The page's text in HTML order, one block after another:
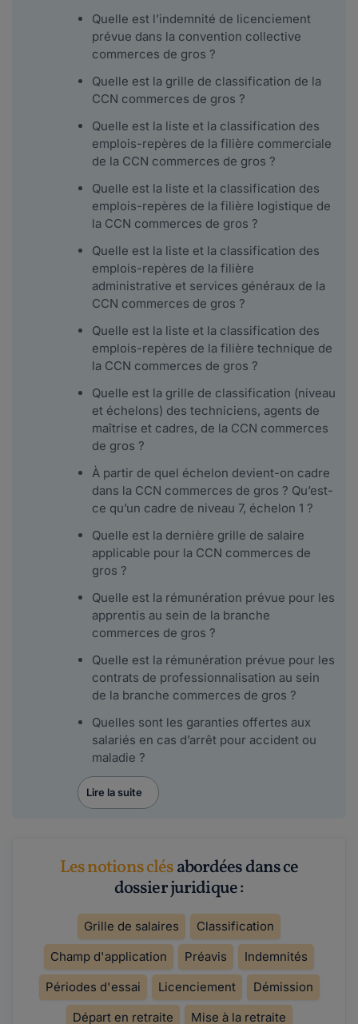
Quelle est l’indemnité de licenciement
prévue dans la convention collective
commerces de gros ?
Quelle est la grille de classification de la
CCN commerces de gros ?
Quelle est la liste et la classification des
emplois-repères de la filière commerciale
de la CCN commerces de gros ?
Quelle est la liste et la classification des
emplois-repères de la filière logistique de
la CCN commerces de gros ?
Quelle est la liste et la classification des
emplois-repères de la filière
administrative et services généraux de la
CCN commerces de gros ?
Quelle est la liste et la classification des
emplois-repères de la filière technique de
la CCN commerces de gros ?
Quelle est la grille de classification (niveau
et échelons) des techniciens, agents de
maîtrise et cadres, de la CCN commerces
de gros ?
À partir de quel échelon devient-on cadre
dans la CCN commerces de gros ? Qu’est-
ce qu’un cadre de niveau 7, échelon 1 ?
Quelle est la dernière grille de salaire
applicable pour la CCN commerces de
gros ?
Quelle est la rémunération prévue pour les
apprentis au sein de la branche
commerces de gros ?
Quelle est la rémunération prévue pour les
contrats de professionnalisation au sein
de la branche commerces de gros ?
Quelles sont les garanties offertes aux
salariés en cas d’arrêt pour accident ou
maladie ?
Lire la suite
Les notions clésabordées dans ce
dossier juridique :
Grille de salaires
Classification
Champ d'application
Préavis
Indemnités
Périodes d'essai
Licenciement
Démission
Départ en retraite
Mise à la retraite